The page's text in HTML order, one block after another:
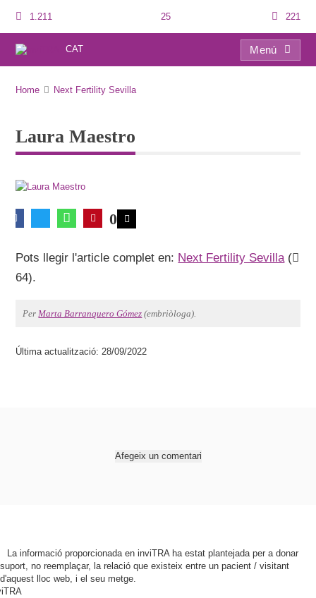
1.211 25 221
CAT
Menú
Home Next Fertility Sevilla
Laura Maestro
0
Pots llegir l'article complet en: Next Fertility Sevilla(
64).
PerMarta Barranquero Gómez (embriòloga).
Última actualització: 28/09/2022
Afegeix un comentari
La informació proporcionada en inviTRA ha estat plantejada per a donar
suport, no reemplaçar, la relació que existeix entre un pacient / visitant
d'aquest lloc web, i el seu metge.